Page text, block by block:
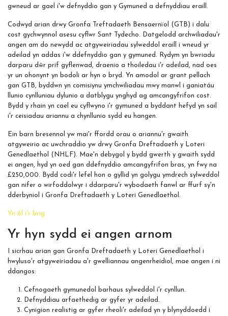
gwneud ar gael i'w defnyddio gan y Gymuned a defnyddiau eraill.
Codwyd arian drwy Gronfa Treftadaeth Bensaernïol (GTB) i dalu
cost gychwynnol asesu cyflwr Sant Tydecho. Datgelodd archwiliadau'r
angen am do newydd ac atgyweiriadau sylweddol eraill i wneud yr
adeilad yn addas i'w ddefnyddio gan y gymuned. Rydym yn bwriadu
darparu dŵr prif gyflenwad, draenio a thoiledau i'r adeilad, nad oes
yr un ohonynt yn bodoli ar hyn o bryd. Yn amodol ar grant pellach
gan GTB, byddwn yn comisiynu ymchwiliadau mwy manwl i ganiatáu
llunio cynlluniau dylunio a datblygu ynghyd ag amcangyfrifon cost.
Bydd y rhain yn cael eu cyflwyno i'r gymuned a byddant hefyd yn sail
i'r ceisiadau ariannu a chynllunio sydd eu hangen.
Ein barn bresennol yw mai'r ffordd orau o ariannu'r gwaith
atgyweirio ac uwchraddio yw drwy Gronfa Dreftadaeth y Loteri
Genedlaethol (NHLF). Mae'n debygol y bydd gwerth y gwaith sydd
ei angen, hyd yn oed gan ddefnyddio amcangyfrifon bras, yn fwy na
£250,000. Bydd codi'r lefel hon o gyllid yn golygu ymdrech sylweddol
gan nifer o wirfoddolwyr i ddarparu'r wybodaeth fanwl ar ffurf sy'n
dderbyniol i Gronfa Dreftadaeth y Loteri Genedlaethol.
Yn ôl i'r brig
Yr hyn sydd ei angen arnom
I sicrhau arian gan Gronfa Dreftadaeth y Loteri Genedlaethol i
hwyluso'r atgyweiriadau a'r gwelliannau angenrheidiol, mae angen i ni
ddangos:
Cefnogaeth gymunedol barhaus sylweddol i'r cynllun.
Defnyddiau arfaethedig ar gyfer yr adeilad.
Cynigion realistig ar gyfer rheoli'r adeilad yn y blynyddoedd i